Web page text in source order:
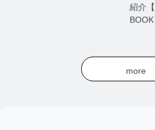
紹介【RING WATCH STYLE
more